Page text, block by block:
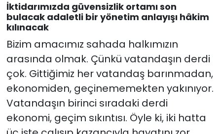
İktidarımızda güvensizlik ortamı son
bulacak adaletli bir yönetim anlayışı hâkim
kılınacak
Bizim amacımız sahada halkımızın
arasında olmak. Çünkü vatandaşın derdi
çok. Gittiğimiz her vatandaş barınmadan,
ekonomiden, geçinememekten yakınıyor.
Vatandaşın birinci sıradaki derdi
ekonomi, geçim sıkıntısı. Öyle ki, iki hatta